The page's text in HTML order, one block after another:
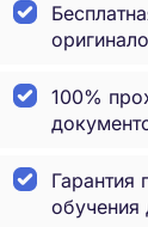
100%
Гарантия
обучения